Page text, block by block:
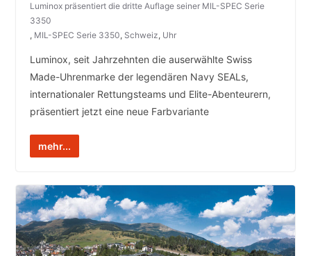
Luminox präsentiert die dritte Auflage seiner MIL-SPEC Serie
3350
, MIL-SPEC Serie 3350, Schweiz, Uhr
Luminox, seit Jahrzehnten die auserwählte Swiss
Made-Uhrenmarke der legendären Navy SEALs,
internationaler Rettungsteams und Elite-Abenteurern,
präsentiert jetzt eine neue Farbvariante
mehr...